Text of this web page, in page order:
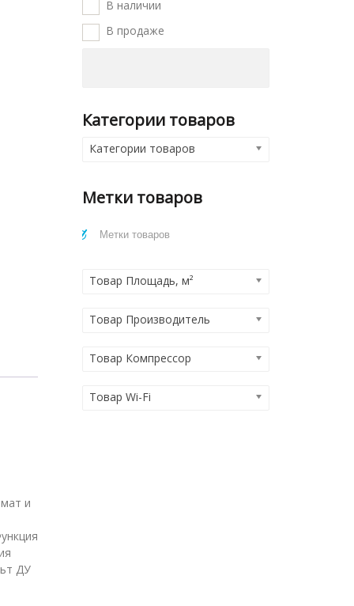
и
ДУ
В наличии
В продаже
Категории товаров
Категории товаров
Метки товаров
Товар Площадь, м²
Товар Производитель
Товар Компрессор
Товар Wi-Fi